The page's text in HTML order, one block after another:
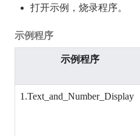
打开示例，烧录程序。
示例程序
示例程序
1.Text_and_Number_Display